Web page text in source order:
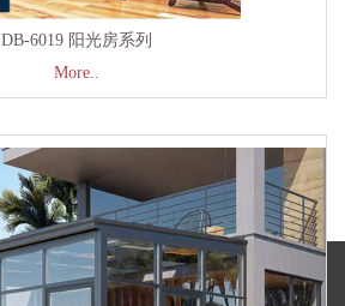
DB-6019 阳光房系列
More..